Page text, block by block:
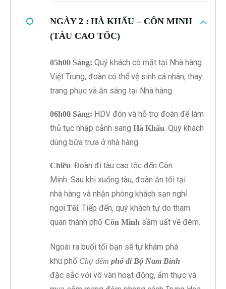
NGÀY 2 : HÀ KHẨU – CÔN MINH
(TÀU CAO TỐC)
05h00 Sáng: Quý khách có mặt tại Nhà hàng
Việt Trung, đoàn có thể vệ sinh cá nhân, thay
trang phục và ăn sáng tại Nhà hàng.
06h00 Sáng: HDV đón và hỗ trợ đoàn để làm
thủ tục nhập cảnh sang Hà Khẩu. Quý khách
dùng bữa trưa ở nhà hàng.
Chiều: Đoàn đi tàu cao tốc đến Côn
Minh. Sau khi xuống tàu, đoàn ăn tối tại
nhà hàng và nhận phòng khách sạn nghỉ
ngơi.Tối: Tiếp đến, quý khách tự do tham
quan thành phố Côn Minh sầm uất về đêm.
Ngoài ra buổi tối bạn sẽ tự khám phá
khu phố Chợ đêm phố đi Bộ Nam Bình
đặc sắc với vô vàn hoạt động, ẩm thực và